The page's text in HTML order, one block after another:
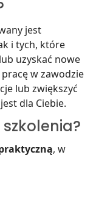
jest
i tych, które
uzyskać nowe
w zawodzie
lub zwiększyć
dla Ciebie.
, w